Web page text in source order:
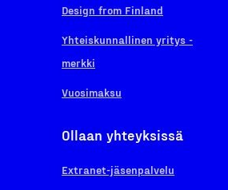
Design from Finland
Yhteiskunnallinen yritys -
merkki
Vuosimaksu
Ollaan yhteyksissä
Extranet-jäsenpalvelu